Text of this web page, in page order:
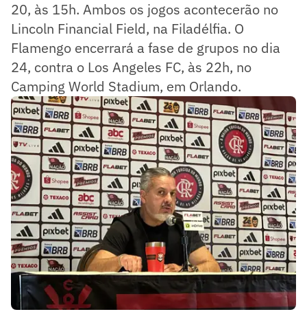
20, às 15h. Ambos os jogos acontecerão no
Lincoln Financial Field, na Filadélfia. O
Flamengo encerrará a fase de grupos no dia
24, contra o Los Angeles FC, às 22h, no
Camping World Stadium, em Orlando.